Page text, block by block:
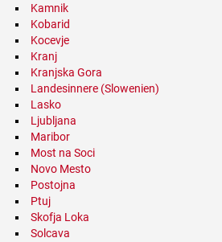
Kamnik
Kobarid
Kocevje
Kranj
Kranjska Gora
Landesinnere (Slowenien)
Lasko
Ljubljana
Maribor
Most na Soci
Novo Mesto
Postojna
Ptuj
Skofja Loka
Solcava